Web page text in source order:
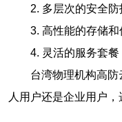
2. 多层次的安全
3. 高性能的存储
4. 灵活的服务套
台湾物理机构高
人用户还是企业用户